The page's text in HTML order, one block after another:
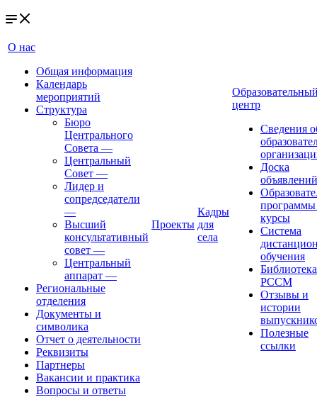
О нас
Общая информация
Календарь
мероприятий
Структура
Бюро
Центрального
Совета —
Центральный
Совет —
Лидер и
сопредседатели
—
Высший
консультативный
совет —
Центральный
аппарат —
Региональные
отделения
Документы и
символика
Отчет о деятельности
Реквизиты
Партнеры
Вакансии и практика
Вопросы и ответы
Проекты
Кадры
для
села
центр
Сведения
Доска
объявлений
курсы
Система
обучения
Библиотека
РССМ
Отзывы и
истории
Полезные
ссылки